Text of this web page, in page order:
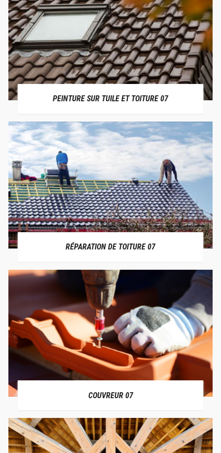
PEINTURE SUR TUILE ET TOITURE 07
RÉPARATION DE TOITURE 07
COUVREUR 07